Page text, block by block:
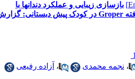
بازسازی زیبایی و عملکرد دندانها با
استفاده از اپلاینس تغییر یافته Groper در کودک پیش دبستانی: گزارش
،نجمه محمدی ،آزاده رفیعی